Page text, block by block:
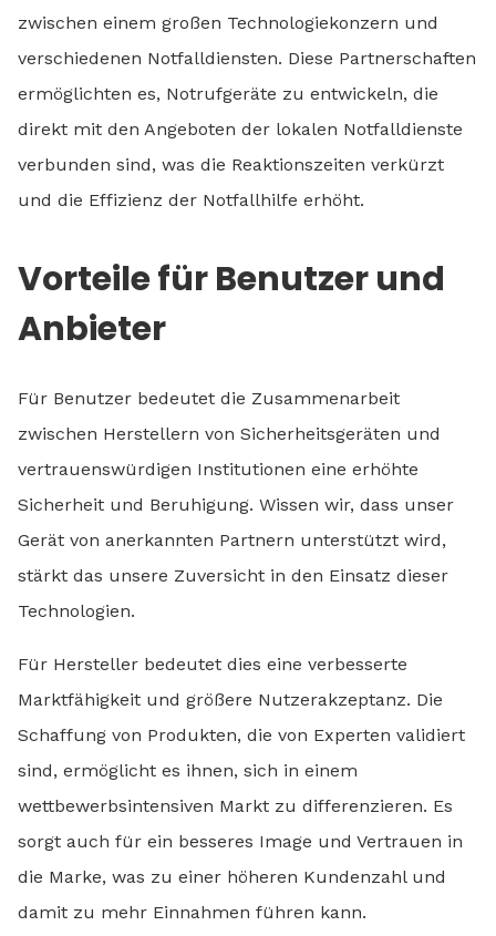
zwischen einem großen Technologiekonzern und
verschiedenen Notfalldiensten. Diese Partnerschaften
ermöglichten es, Notrufgeräte zu entwickeln, die
direkt mit den Angeboten der lokalen Notfalldienste
verbunden sind, was die Reaktionszeiten verkürzt
und die Effizienz der Notfallhilfe erhöht.
Vorteile für Benutzer und
Anbieter
Für Benutzer bedeutet die Zusammenarbeit
zwischen Herstellern von Sicherheitsgeräten und
vertrauenswürdigen Institutionen eine erhöhte
Sicherheit und Beruhigung. Wissen wir, dass unser
Gerät von anerkannten Partnern unterstützt wird,
stärkt das unsere Zuversicht in den Einsatz dieser
Technologien.
Für Hersteller bedeutet dies eine verbesserte
Marktfähigkeit und größere Nutzerakzeptanz. Die
Schaffung von Produkten, die von Experten validiert
sind, ermöglicht es ihnen, sich in einem
wettbewerbsintensiven Markt zu differenzieren. Es
sorgt auch für ein besseres Image und Vertrauen in
die Marke, was zu einer höheren Kundenzahl und
damit zu mehr Einnahmen führen kann.